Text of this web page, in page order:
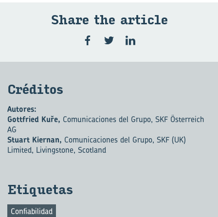
Share the ar­ti­cle
Cré­di­tos
Autores:
Gottfried Kuře, Comunicaciones del Grupo, SKF Österreich
AG
Stuart Kiernan, Comunicaciones del Grupo, SKF (UK)
Limited, Livingstone, Scotland
Eti­que­tas
Confiabilidad